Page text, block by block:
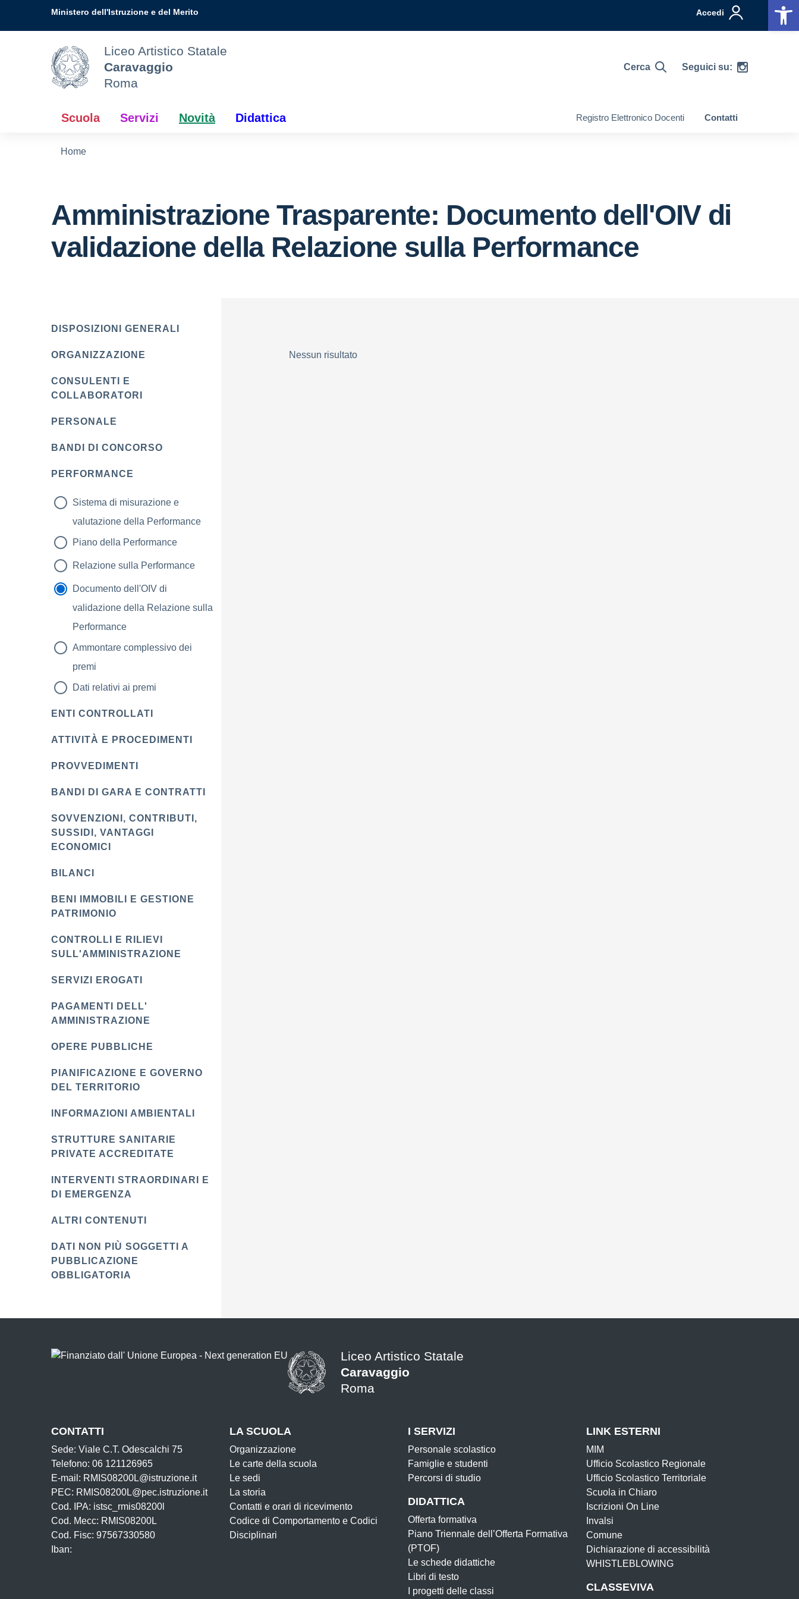
Ministero dell'Istruzione e del Merito Accedi
Liceo Artistico Statale
Caravaggio
Roma
Cerca Seguici su:
Scuola Servizi Novità Didattica Registro Elettronico Docenti Contatti
Home
Amministrazione Trasparente: Documento dell'OIV di
validazione della Relazione sulla Performance
DISPOSIZIONI GENERALI
ORGANIZZAZIONE
CONSULENTI E
COLLABORATORI
PERSONALE
BANDI DI CONCORSO
PERFORMANCE
Sistema di misurazione e
valutazione della Performance
Piano della Performance
Relazione sulla Performance
Documento dell'OIV di
validazione della Relazione sulla
Performance
Ammontare complessivo dei
premi
Dati relativi ai premi
ENTI CONTROLLATI
ATTIVITÀ E PROCEDIMENTI
PROVVEDIMENTI
BANDI DI GARA E CONTRATTI
SOVVENZIONI, CONTRIBUTI,
SUSSIDI, VANTAGGI
ECONOMICI
BILANCI
BENI IMMOBILI E GESTIONE
PATRIMONIO
CONTROLLI E RILIEVI
SULL'AMMINISTRAZIONE
SERVIZI EROGATI
PAGAMENTI DELL'
AMMINISTRAZIONE
OPERE PUBBLICHE
PIANIFICAZIONE E GOVERNO
DEL TERRITORIO
INFORMAZIONI AMBIENTALI
STRUTTURE SANITARIE
PRIVATE ACCREDITATE
INTERVENTI STRAORDINARI E
DI EMERGENZA
ALTRI CONTENUTI
DATI NON PIÙ SOGGETTI A
PUBBLICAZIONE
OBBLIGATORIA
Nessun risultato
Liceo Artistico Statale
Caravaggio
Roma
CONTATTI
Sede: Viale C.T. Odescalchi 75
Telefono: 06 121126965
E-mail: RMIS08200L@istruzione.it
PEC: RMIS08200L@pec.istruzione.it
Cod. IPA: istsc_rmis08200l
Cod. Mecc: RMIS08200L
Cod. Fisc: 97567330580
Iban:
LA SCUOLA
Organizzazione
Le carte della scuola
Le sedi
La storia
Contatti e orari di ricevimento
Codice di Comportamento e Codici
Disciplinari
I SERVIZI
Personale scolastico
Famiglie e studenti
Percorsi di studio
DIDATTICA
Offerta formativa
Piano Triennale dell’Offerta Formativa
(PTOF)
Le schede didattiche
Libri di testo
I progetti delle classi
LINK ESTERNI
MIM
Ufficio Scolastico Regionale
Ufficio Scolastico Territoriale
Scuola in Chiaro
Iscrizioni On Line
Invalsi
Comune
Dichiarazione di accessibilità
WHISTLEBLOWING
CLASSEVIVA